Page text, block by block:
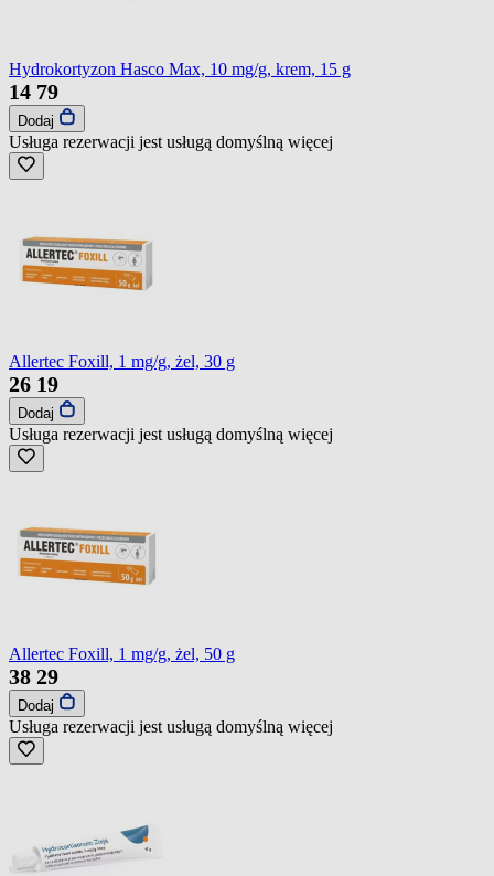
Hydrokortyzon Hasco Max, 10 mg/g, krem, 15 g
14 79
Dodaj
Usługa rezerwacji jest usługą domyślną więcej
Allertec Foxill, 1 mg/g, żel, 30 g
26 19
Dodaj
Usługa rezerwacji jest usługą domyślną więcej
Allertec Foxill, 1 mg/g, żel, 50 g
38 29
Dodaj
Usługa rezerwacji jest usługą domyślną więcej